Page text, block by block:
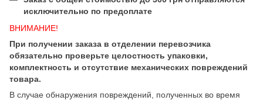
исключительно по предоплате
ВНИМАНИЕ!
При получении заказа в отделении перевозчика
обязательно проверьте целостность упаковки,
комплектность и отсутствие механических повреждений
товара.
В случае обнаружения повреждений, полученных во время